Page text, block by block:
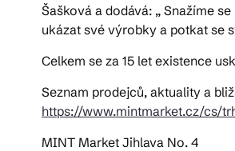
Šašková a dodává: „ Snažíme
ukázat své výrobky a potkat se
Celkem se za 15 let existence
Seznam prodejců, aktuality a
https://www.mintmarket.cz/cs/
MINT Market Jihlava No. 4